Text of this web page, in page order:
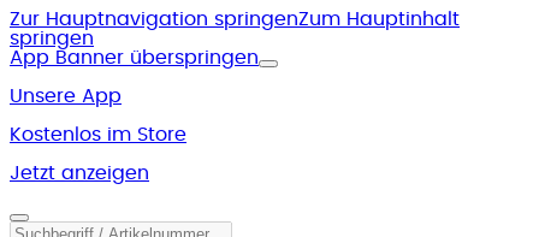
Zur Hauptnavigation springenZum Hauptinhalt
springen
App Banner überspringen
Unsere App
Kostenlos im Store
Jetzt anzeigen